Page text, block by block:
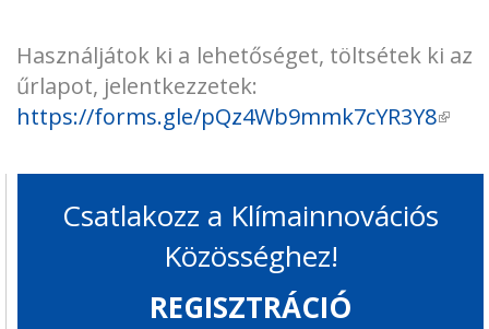
Használjátok ki a lehetőséget, töltsétek ki az
űrlapot, jelentkezzetek:
https://forms.gle/pQz4Wb9mmk7cYR3Y8
Csatlakozz a Klímainnovációs
Közösséghez!
REGISZTRÁCIÓ